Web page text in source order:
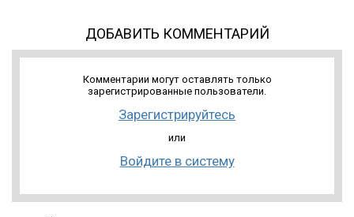
ДОБАВИТЬ КОММЕНТАРИЙ
Комментарии могут оставлять только
зарегистрированные пользователи.
Зарегистрируйтесь
или
Войдите в систему